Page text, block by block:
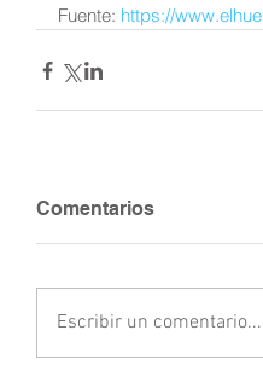
Fuente: https://
Comentarios
Escribir un comentario...